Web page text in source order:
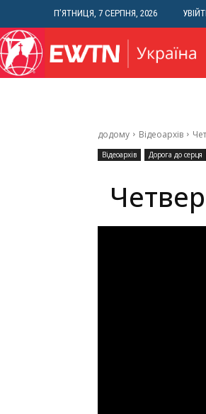
П’ЯТНИЦЯ, 7 СЕРПНЯ, 2026
додому Відеоархів
Відеоархів Дорога до серця